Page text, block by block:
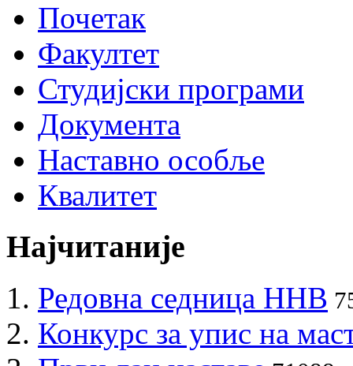
Почетак
Факултет
Студијски програми
Документа
Наставно особље
Квалитет
Најчитаније
Редовна седница ННВ
Конкурс за упис на